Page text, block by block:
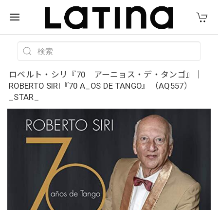
ロベルト・シリ『70 アーニョス・デ・タンゴ』｜
ROBERTO SIRI『70 A_OS DE TANGO』（AQ557）
_STAR_